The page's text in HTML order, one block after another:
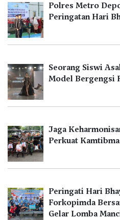
Polres Metro
Peringatan Hari
Seorang Siswi
Model Bergengsi
Jaga
Perkuat
Peringati Hari
Forkopimda
Gelar Lomba